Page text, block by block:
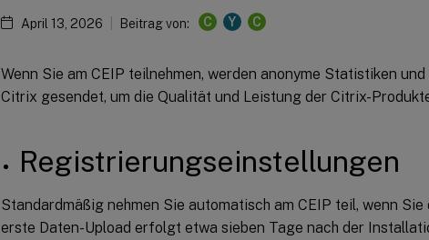
April 13, 2026 Beitrag von: C Y C
Wenn Sie am CEIP teilnehmen, werden anonyme Statistiken
Citrix gesendet, um die Qualität und Leistung der Citrix-
Registrierungseinstellungen
Standardmäßig nehmen Sie automatisch am CEIP teil, wenn
erste Daten-Upload erfolgt etwa sieben Tage nach der